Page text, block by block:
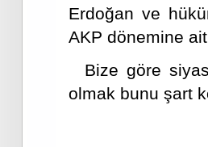
Erdoğan ve
AKP dönemine
Bize göre
olmak bunu şart